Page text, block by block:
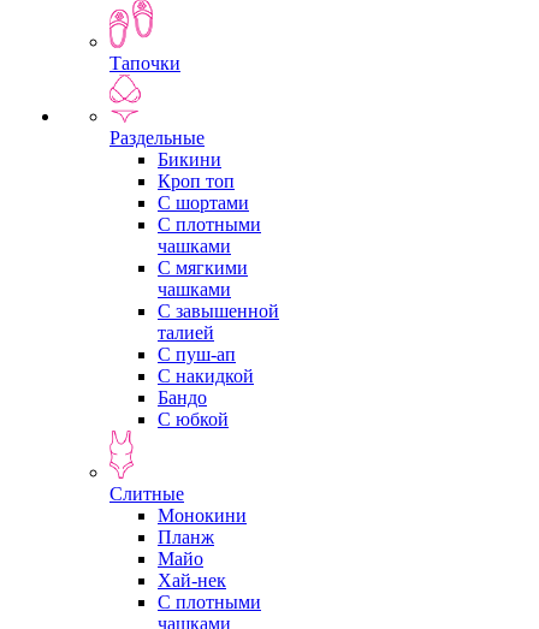
Тапочки
Раздельные
Бикини
Кроп топ
С шортами
С плотными
чашками
С мягкими
чашками
С завышенной
талией
С пуш-ап
С накидкой
Бандо
С юбкой
Слитные
Монокини
Планж
Майо
Хай-нек
С плотными
чашками